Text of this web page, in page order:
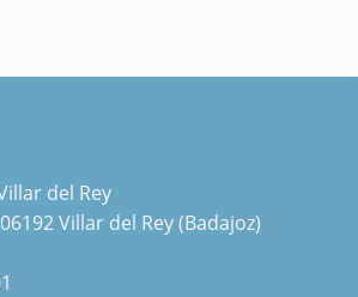
del Rey
Villar del Rey (Badajoz)